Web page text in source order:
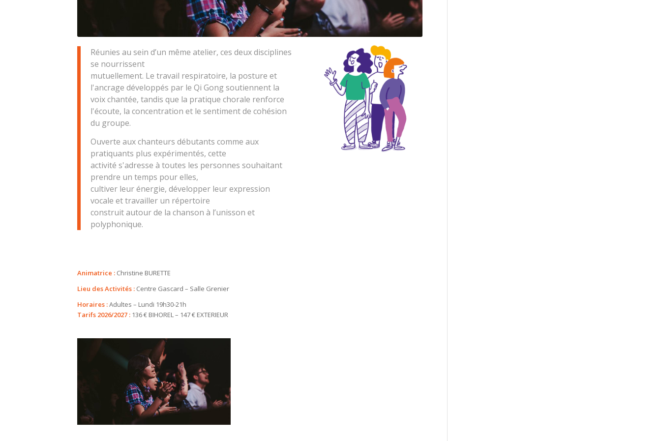
Réunies au sein d’un même atelier, ces deux disciplines
se nourrissent
mutuellement. Le travail respiratoire, la posture et
l'ancrage développés par le Qi Gong soutiennent la
voix chantée, tandis que la pratique chorale renforce
l'écoute, la concentration et le sentiment de cohésion
du groupe.
Ouverte aux chanteurs débutants comme aux
pratiquants plus expérimentés, cette
activité s'adresse à toutes les personnes souhaitant
prendre un temps pour elles,
cultiver leur énergie, développer leur expression
vocale et travailler un répertoire
construit autour de la chanson à l’unisson et
polyphonique.
Animatrice : Christine BURETTE
Lieu des Activités : Centre Gascard – Salle Grenier
Horaires :Adultes – Lundi 19h30-21h
Tarifs 2026/2027 : 136 € BIHOREL – 147 € EXTERIEUR